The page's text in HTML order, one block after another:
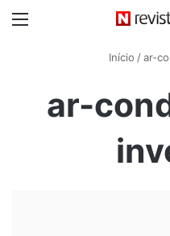
Início / ar-
ar-